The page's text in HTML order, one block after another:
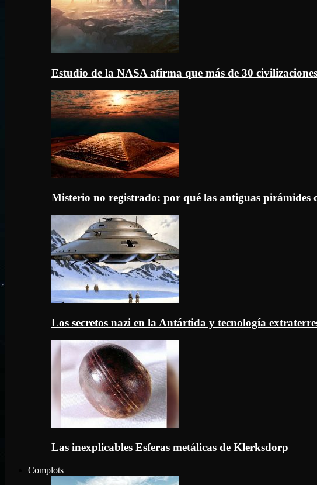
Estudio de la NASA afirma que más de 30
Misterio no registrado: por qué las antiguas pirámides
Los secretos nazi en la Antártida y tecnología
Las inexplicables Esferas metálicas de Klerksdorp
Complots